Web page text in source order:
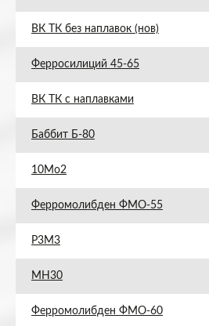
ВК ТК без наплавок (нов)
Ферросилиций 45-65
ВК ТК с наплавками
Баббит Б-80
10Мо2
Ферромолибден ФМО-55
Р3М3
МН30
Ферромолибден ФМО-60